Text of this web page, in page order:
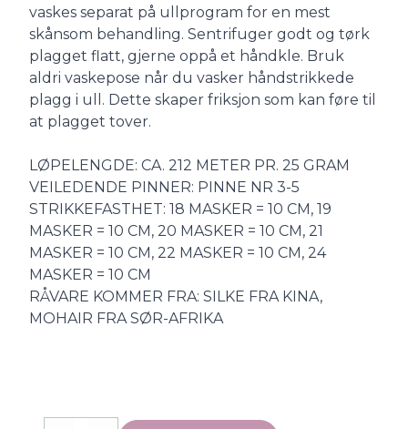
vaskes separat på ullprogram for en mest
skånsom behandling. Sentrifuger godt og tørk
plagget flatt, gjerne oppå et håndkle. Bruk
aldri vaskepose når du vasker håndstrikkede
plagg i ull. Dette skaper friksjon som kan føre til
at plagget tover.
LØPELENGDE: CA. 212 METER PR. 25 GRAM
VEILEDENDE PINNER: PINNE NR 3-5
STRIKKEFASTHET: 18 MASKER = 10 CM, 19
MASKER = 10 CM, 20 MASKER = 10 CM, 21
MASKER = 10 CM, 22 MASKER = 10 CM, 24
MASKER = 10 CM
RÅVARE KOMMER FRA: SILKE FRA KINA,
MOHAIR FRA SØR-AFRIKA